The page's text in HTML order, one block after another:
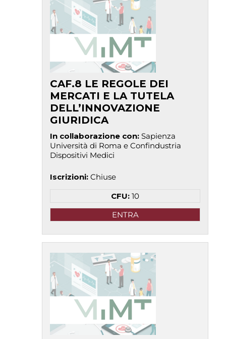
CAF.8 LE REGOLE DEI
MERCATI E LA TUTELA
DELL’INNOVAZIONE
GIURIDICA
In collaborazione con: Sapienza
Università di Roma e Confindustria
Dispositivi Medici
Iscrizioni: Chiuse
CFU: 10
ENTRA